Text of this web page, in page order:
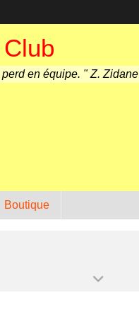
en équipe. " Z. Zidane
Boutique